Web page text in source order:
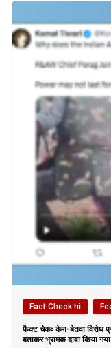
Fact Check hi
फैक्ट चेकः केन-बेतवा विरोध
बताकर भ्रामक दावा किया गया